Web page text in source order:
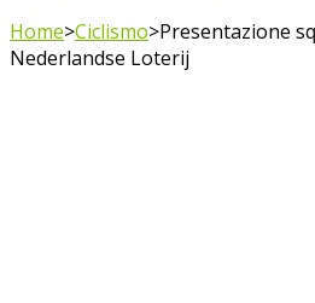
Home>Ciclismo>Presentazione
Nederlandse Loterij